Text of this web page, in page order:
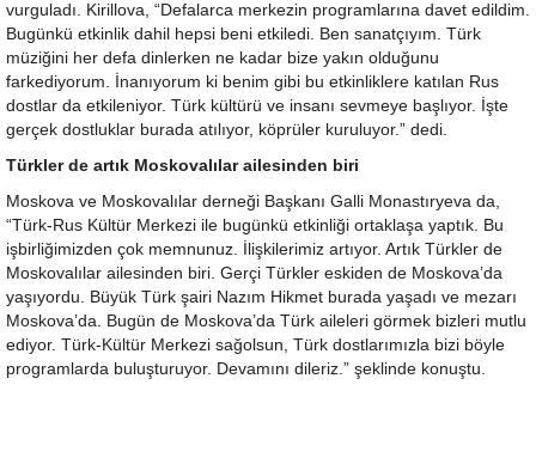
vurguladı. Kirillova, “Defalarca merkezin programlarına davet edildim.
Bugünkü etkinlik dahil hepsi beni etkiledi. Ben sanatçıyım. Türk
müziğini her defa dinlerken ne kadar bize yakın olduğunu
farkediyorum. İnanıyorum ki benim gibi bu etkinliklere katılan Rus
dostlar da etkileniyor. Türk kültürü ve insanı sevmeye başlıyor. İşte
gerçek dostluklar burada atılıyor, köprüler kuruluyor.” dedi.
Türkler de artık Moskovalılar ailesinden biri
Moskova ve Moskovalılar derneği Başkanı Galli Monastıryeva da,
“Türk-Rus Kültür Merkezi ile bugünkü etkinliği ortaklaşa yaptık. Bu
işbirliğimizden çok memnunuz. İlişkilerimiz artıyor. Artık Türkler de
Moskovalılar ailesinden biri. Gerçi Türkler eskiden de Moskova’da
yaşıyordu. Büyük Türk şairi Nazım Hikmet burada yaşadı ve mezarı
Moskova’da. Bugün de Moskova’da Türk aileleri görmek bizleri mutlu
ediyor. Türk-Kültür Merkezi sağolsun, Türk dostlarımızla bizi böyle
programlarda buluşturuyor. Devamını dileriz.” şeklinde konuştu.